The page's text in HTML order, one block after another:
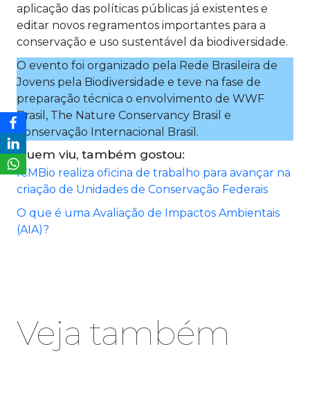
aplicação das políticas públicas já existentes e
editar novos regramentos importantes para a
conservação e uso sustentável da biodiversidade.
O evento foi organizado pela Rede Brasileira de
Jovens pela Biodiversidade e teve na fase de
preparação técnica o envolvimento de WWF
Brasil, The Nature Conservancy Brasil e
Conservação Internacional Brasil.
Quem viu, também gostou:
ICMBio realiza oficina de trabalho para avançar na
criação de Unidades de Conservação Federais
O que é uma Avaliação de Impactos Ambientais
(AIA)?
Veja também